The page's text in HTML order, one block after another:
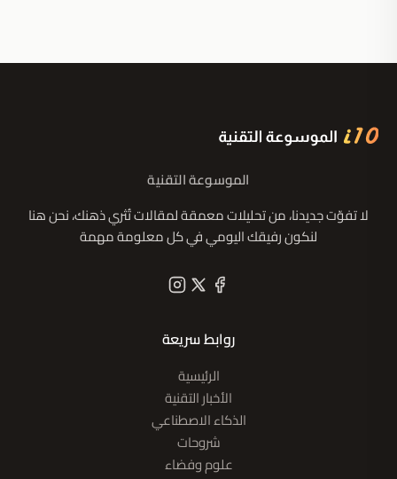
الموسوعة التقنية
لا تفوّت جديدنا، من تحليلات معمقة لمقالات تُثري ذهنك، نحن هنا
لنكون رفيقك اليومي في كل معلومة مهمة
روابط سريعة
الرئيسية
الأخبار التقنية
الذكاء الاصطناعي
شروحات
علوم وفضاء